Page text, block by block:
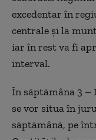
excedentar în
centrale și la
iar în rest va fi
interval.
În săptămâna 3 –
se vor situa în
săptămână, pe